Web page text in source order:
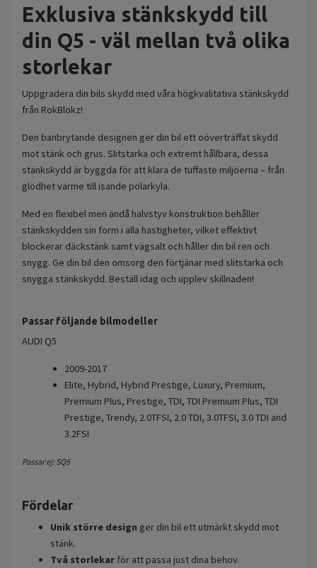
Exklusiva stänkskydd till
din Q5 - väl mellan två olika
storlekar
Uppgradera din bils skydd med våra högkvalitativa stänkskydd
från RokBlokz!
Den banbrytande designen ger din bil ett oöverträffat skydd
mot stänk och grus. Slitstarka och extremt hållbara, dessa
stänkskydd är byggda för att klara de tuffaste miljöerna – från
glödhet värme till isande polarkyla.
Med en flexibel men ändå halvstyv konstruktion behåller
stänkskydden sin form i alla hastigheter, vilket effektivt
blockerar däckstänk samt vägsalt och håller din bil ren och
snygg. Ge din bil den omsorg den förtjänar med slitstarka och
snygga stänkskydd. Beställ idag och upplev skillnaden!
Passar följande bilmodeller
AUDI Q5
2009-2017
Elite, Hybrid, Hybrid Prestige, Luxury, Premium,
Premium Plus, Prestige, TDI, TDI Premium Plus, TDI
Prestige, Trendy, 2.0TFSI, 2.0 TDI, 3.0TFSI, 3.0 TDI and
3.2FSI
Passar ej: SQ5
Fördelar
Unik större design ger din bil ett utmärkt skydd mot
stänk.
Två storlekar för att passa just dina behov.